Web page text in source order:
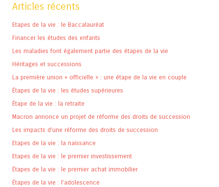
Articles récents
Etapes de la vie : le Baccalauréat
Financer les études des enfants
Les maladies font également partie des étapes de la vie
Héritages et successions
La première union « officielle » : une étape de la vie en couple
Étapes de la vie : les études supérieures
Étape de la vie : la retraite
Macron annonce un projet de réforme des droits de succession
Les impacts d’une réforme des droits de succession
Etapes de la vie : la naissance
Etapes de la vie : le premier investissement
Étapes de la vie : le premier achat immobilier
Étapes de la vie : l’adolescence